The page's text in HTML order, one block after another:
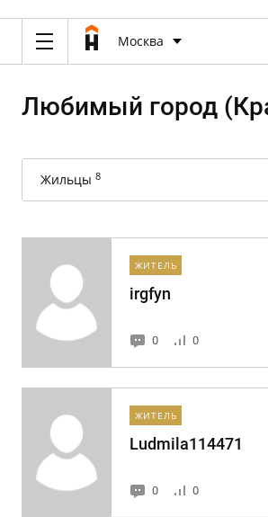
Москва
Любимый город
Жильцы 8
ЖИТЕЛЬ
irgfyn
0 0
ЖИТЕЛЬ
Ludmila114471
0 0